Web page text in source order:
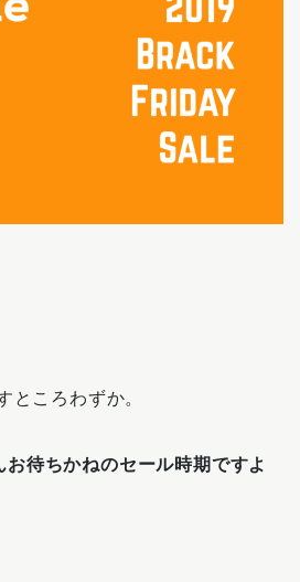
ところわずか。
待ちかねのセール時期ですよ